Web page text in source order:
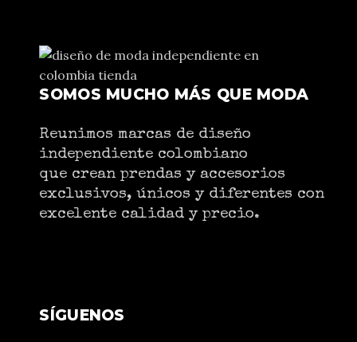
SOMOS MUCHO MÁS QUE MODA
Reunimos marcas de diseño
independiente colombiano
que crean prendas y accesorios
exclusivos, únicos y diferentes con
excelente calidad y precio.
SÍGUENOS